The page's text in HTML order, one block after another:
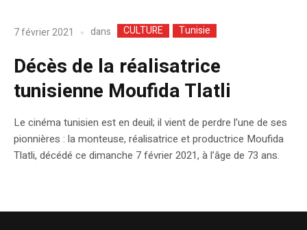
7 février 2021 dans CULTURE Tunisie
Décès de la réalisatrice
tunisienne Moufida Tlatli
Le cinéma tunisien est en deuil; il vient de perdre l’une de ses
pionnières : la monteuse, réalisatrice et productrice Moufida
Tlatli, décédé ce dimanche 7 février 2021, à l’âge de 73 ans.